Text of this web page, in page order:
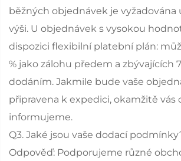
běžných objednávek je vyžadována
výši. U objednávek s vysokou
dispozici flexibilní platební plán:
% jako zálohu předem a zbývajících
dodáním. Jakmile bude vaše
připravena k expedici, okamžitě vás
informujeme.
Q3. Jaké jsou vaše dodací
Odpověď: Podporujeme různé